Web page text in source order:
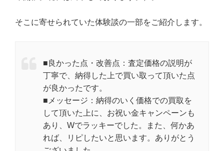
そこに寄せられていた体験談の一部をご紹介します。
■良かった点・改善点：査定価格の説明が
丁寧で、納得した上で買い取って頂いた点
が良かったです。
■メッセージ：納得のいく価格での買取を
して頂いた上に、お祝い金キャンペーンも
あり、Wでラッキーでした。また、何かあ
れば、リピしたいと思います。ありがとう